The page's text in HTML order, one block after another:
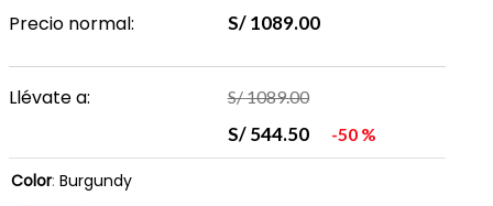
Precio normal: S/ 1089.00
Llévate a: S/1089.00
S/ 544.50 50 %
Color: Burgundy